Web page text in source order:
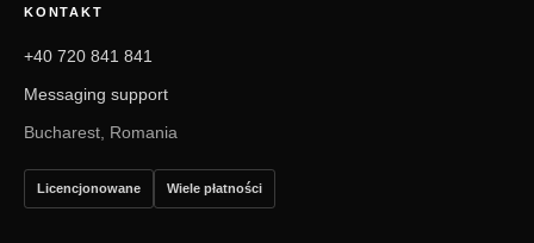
KONTAKT
+40 720 841 841
Messaging support
Bucharest, Romania
Licencjonowane Wiele płatności